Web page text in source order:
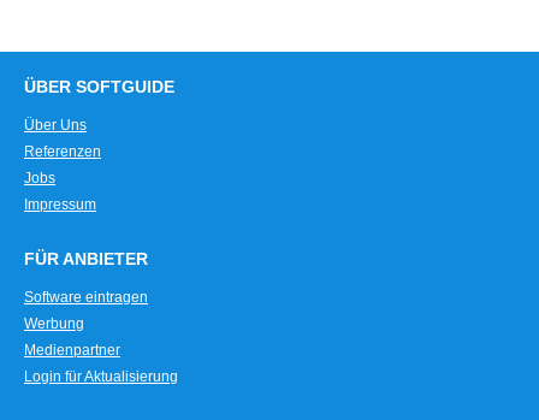
ÜBER SOFTGUIDE
Über Uns
Referenzen
Jobs
Impressum
FÜR ANBIETER
Software eintragen
Werbung
Medienpartner
Login für Aktualisierung